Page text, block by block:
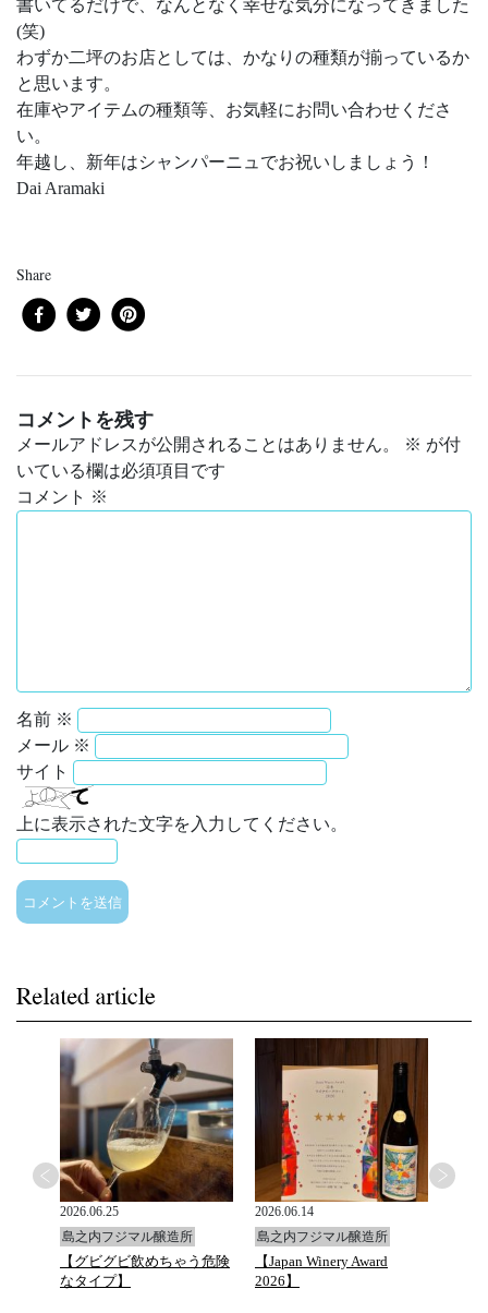
書いてるだけで、なんとなく幸せな気分になってきました
(笑)
わずか二坪のお店としては、かなりの種類が揃っているか
と思います。
在庫やアイテムの種類等、お気軽にお問い合わせくださ
い。
年越し、新年はシャンパーニュでお祝いしましょう！
Dai Aramaki
Share
コメントを残す
メールアドレスが公開されることはありません。 ※ が付
いている欄は必須項目です
コメント ※
名前 ※
メール ※
サイト
上に表示された文字を入力してください。
2026.06.25
島之内フジマル醸造所
【グビグビ飲めちゃう危険
なタイプ】
2026.06.14
島之内フジマル醸造所
【Japan Winery Award
2026】